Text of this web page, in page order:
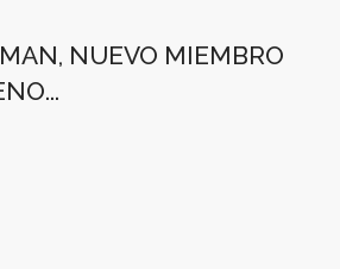
NUEVO MIEMBRO